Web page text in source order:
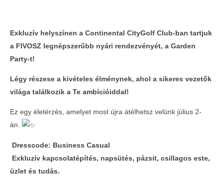
AVIS-sel – A nyár legjobb networking
eseménye
a
Exkluzív helyszínen a Continental CityGolf Club-ban tartjuk
a FIVOSZ legnépszerűbb nyári rendezvényét, a Garden
Party-t!
Légy részese a kivételes élménynek, ahol a sikeres vezetők
világa találkozik a Te ambícióiddal!
Ez egy életérzés, amelyet most újra átélhetsz velünk július 2-
án.
Dresscode: Business Casual
Exkluzív kapcsolatépítés, napsütés, pázsit, csillagos este,
üzlet és tudás.